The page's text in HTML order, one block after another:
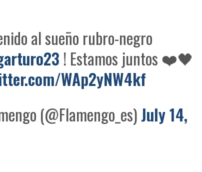
al sueño rubro-negro
! Estamos juntos ❤️🖤
WAp2yNW4kf
(@Flamengo_es)July 14,